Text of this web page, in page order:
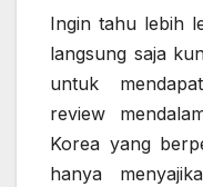
Ingin tahu lebih
langsung saja
untuk
review
Korea yang
hanya